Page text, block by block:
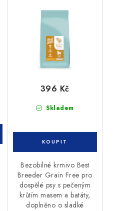
2kg
Skladem
396 Kč
Bezobilné krmivo Best
Breeder Grain Free pro
dospělé psy s pečeným
krůtím masem a batáty,
doplněno o sladké